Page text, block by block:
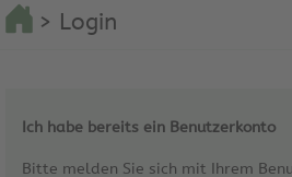
> Login
Ich habe bereits ein Benutzerkonto
Bitte melden Sie sich mit Ihrem